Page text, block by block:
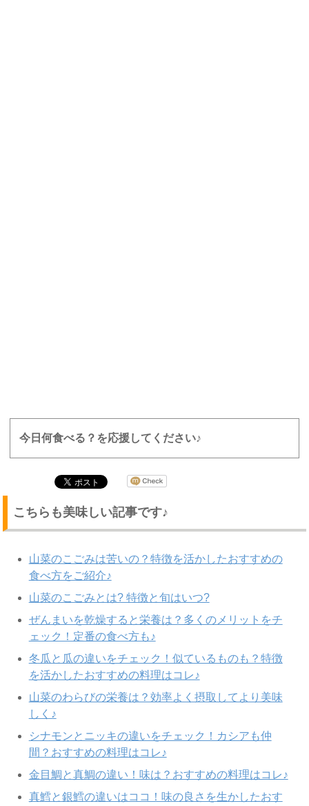
今日何食べる？を応援してください♪
こちらも美味しい記事です♪
山菜のこごみは苦いの？特徴を活かしたおすすめの
食べ方をご紹介♪
山菜のこごみとは? 特徴と旬はいつ?
ぜんまいを乾燥すると栄養は？多くのメリットをチ
ェック！定番の食べ方も♪
冬瓜と瓜の違いをチェック！似ているものも？特徴
を活かしたおすすめの料理はコレ♪
山菜のわらびの栄養は？効率よく摂取してより美味
しく♪
シナモンとニッキの違いをチェック！カシアも仲
間？おすすめの料理はコレ♪
金目鯛と真鯛の違い！味は？おすすめの料理はコレ♪
真鱈と銀鱈の違いはココ！味の良さを生かしたおす